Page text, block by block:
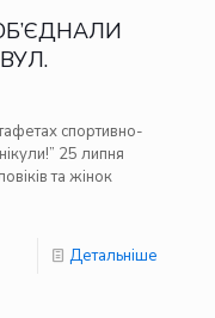
спортивно-
25 липня
та жінок
Детальніше